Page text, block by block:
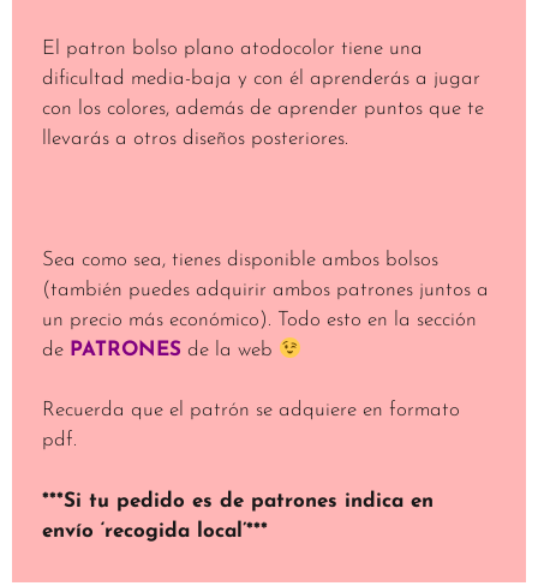
El patron bolso plano atodocolor tiene una
dificultad media-baja y con él aprenderás a jugar
con los colores, además de aprender puntos que te
llevarás a otros diseños posteriores.
Sea como sea, tienes disponible ambos bolsos
(también puedes adquirir ambos patrones juntos a
un precio más económico). Todo esto en la sección
de PATRONES de la web
Recuerda que el patrón se adquiere en formato
pdf.
***Si tu pedido es de patrones indica en
envío ‘recogida local’***